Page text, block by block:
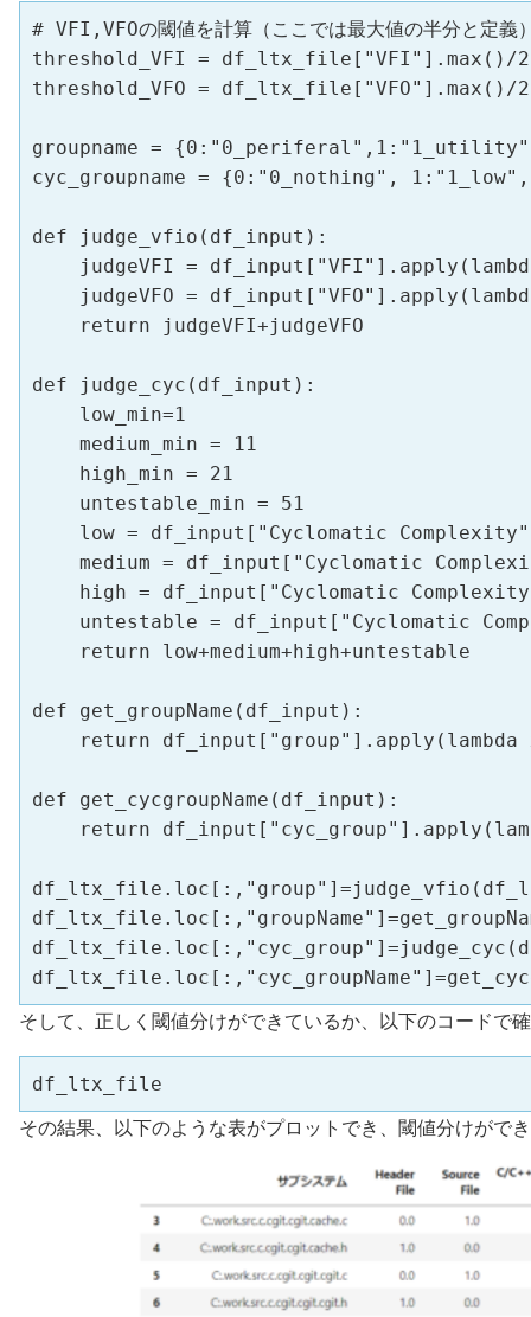
# VFI,VFOの閾値を計算（ここでは最大値の半分と定義
threshold_VFI = df_ltx_file["VFI"].max()/
threshold_VFO = df_ltx_file["VFO"].max()/
groupname =
cyc_groupname = {0:"0_nothing",
def judge_vfio(df_input):
judgeVFI =
judgeVFO =
    return judgeVFI+judgeVFO
def judge_cyc(df_input):
    low_min=1
    medium_min = 11
    high_min = 21
    untestable_min = 51
low = df_input["Cyclomatic
medium = df_input["Cyclomatic
high = df_input["Cyclomatic
untestable = df_input["Cyclomatic
    return low+medium+high+untestable
def get_groupName(df_input):
return df_input["group"].apply(lambda
def get_cycgroupName(df_input):
return
そして、正しく閾値分けができているか、以下のコードで
df_ltx_file
その結果、以下のような表がプロットでき、閾値分けがで